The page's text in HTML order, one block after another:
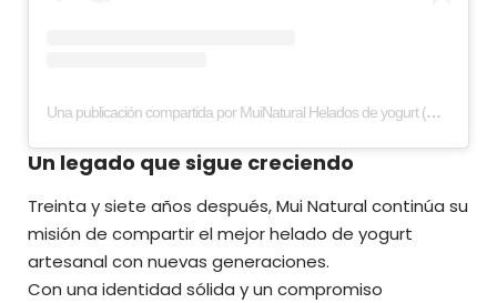
Una publicación compartida por MuiNatural Helados de yogurt (@muinaturalhelados)
Un legado que sigue creciendo
Treinta y siete años después, Mui Natural continúa su
misión de compartir el mejor helado de yogurt
artesanal con nuevas generaciones.
Con una identidad sólida y un compromiso